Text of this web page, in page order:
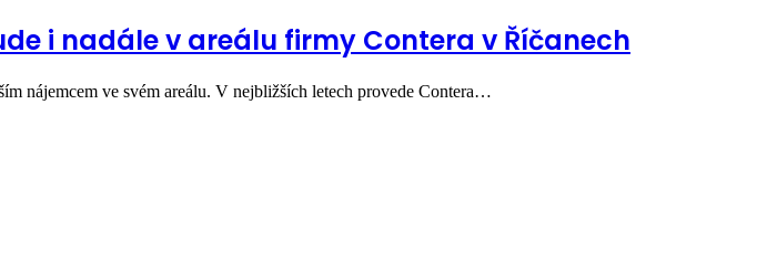
i nadále v areálu firmy Contera v Říčanech
nájemcem ve svém areálu. V nejbližších letech provede Contera…